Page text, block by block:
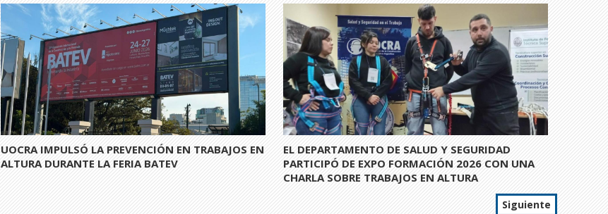
UOCRA IMPULSÓ LA PREVENCIÓN EN TRABAJOS EN
ALTURA DURANTE LA FERIA BATEV
EL DEPARTAMENTO DE SALUD Y SEGURIDAD
PARTICIPÓ DE EXPO FORMACIÓN 2026 CON UNA
CHARLA SOBRE TRABAJOS EN ALTURA
Siguiente